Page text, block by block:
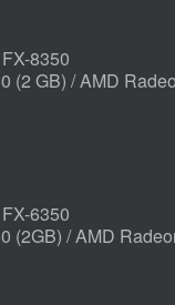
8350
GB) / AMD
6350
/ AMD